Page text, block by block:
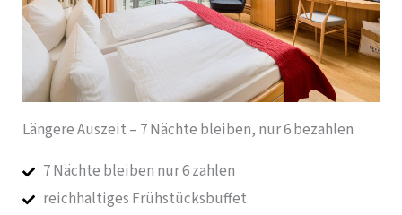
Längere Auszeit – 7 Nächte bleiben, nur 6 bezahlen
7 Nächte bleiben nur 6 zahlen
reichhaltiges Frühstücksbuffet